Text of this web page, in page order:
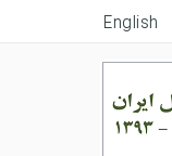
English